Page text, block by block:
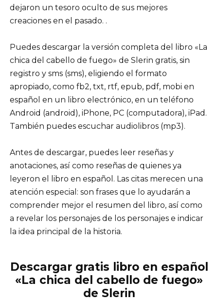
dejaron un tesoro oculto de sus mejores
creaciones en el pasado. .
Puedes descargar la versión completa del libro «La
chica del cabello de fuego» de Slerin gratis, sin
registro y sms (sms), eligiendo el formato
apropiado, como fb2, txt, rtf, epub, pdf, mobi en
español en un libro electrónico, en un teléfono
Android (android), iPhone, PC (computadora), iPad.
También puedes escuchar audiolibros (mp3).
Antes de descargar, puedes leer reseñas y
anotaciones, así como reseñas de quienes ya
leyeron el libro en español. Las citas merecen una
atención especial: son frases que lo ayudarán a
comprender mejor el resumen del libro, así como
a revelar los personajes de los personajes e indicar
la idea principal de la historia.
Descargar gratis libro en español
«La chica del cabello de fuego»
de Slerin